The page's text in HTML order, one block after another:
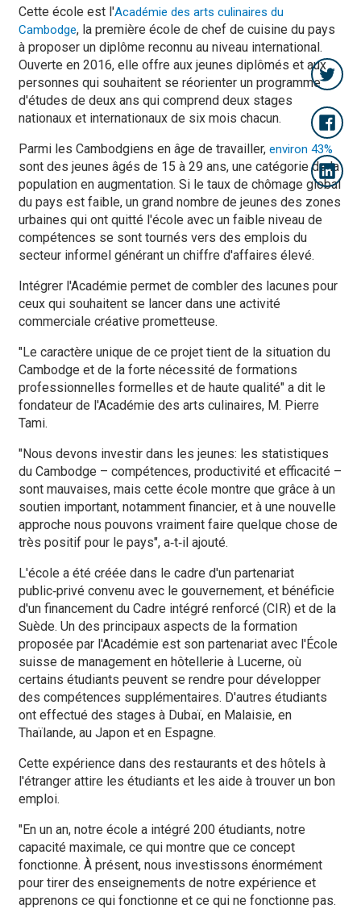
Cette école est l'Académie des arts culinaires du
Cambodge, la première école de chef de cuisine du pays
à proposer un diplôme reconnu au niveau international.
Ouverte en 2016, elle offre aux jeunes diplômés et aux
personnes qui souhaitent se réorienter un programme
d'études de deux ans qui comprend deux stages
nationaux et internationaux de six mois chacun.
Parmi les Cambodgiens en âge de travailler, environ 43%
sont des jeunes âgés de 15 à 29 ans, une catégorie de la
population en augmentation. Si le taux de chômage global
du pays est faible, un grand nombre de jeunes des zones
urbaines qui ont quitté l'école avec un faible niveau de
compétences se sont tournés vers des emplois du
secteur informel générant un chiffre d'affaires élevé.
Intégrer l'Académie permet de combler des lacunes pour
ceux qui souhaitent se lancer dans une activité
commerciale créative prometteuse.
"Le caractère unique de ce projet tient de la situation du
Cambodge et de la forte nécessité de formations
professionnelles formelles et de haute qualité" a dit le
fondateur de l'Académie des arts culinaires, M. Pierre
Tami.
"Nous devons investir dans les jeunes: les statistiques
du Cambodge – compétences, productivité et efficacité –
sont mauvaises, mais cette école montre que grâce à un
soutien important, notamment financier, et à une nouvelle
approche nous pouvons vraiment faire quelque chose de
très positif pour le pays", a‑t‑il ajouté.
L'école a été créée dans le cadre d'un partenariat
public‑privé convenu avec le gouvernement, et bénéficie
d'un financement du Cadre intégré renforcé (CIR) et de la
Suède. Un des principaux aspects de la formation
proposée par l'Académie est son partenariat avec l'École
suisse de management en hôtellerie à Lucerne, où
certains étudiants peuvent se rendre pour développer
des compétences supplémentaires. D'autres étudiants
ont effectué des stages à Dubaï, en Malaisie, en
Thaïlande, au Japon et en Espagne.
Cette expérience dans des restaurants et des hôtels à
l'étranger attire les étudiants et les aide à trouver un bon
emploi.
"En un an, notre école a intégré 200 étudiants, notre
capacité maximale, ce qui montre que ce concept
fonctionne. À présent, nous investissons énormément
pour tirer des enseignements de notre expérience et
apprenons ce qui fonctionne et ce qui ne fonctionne pas.